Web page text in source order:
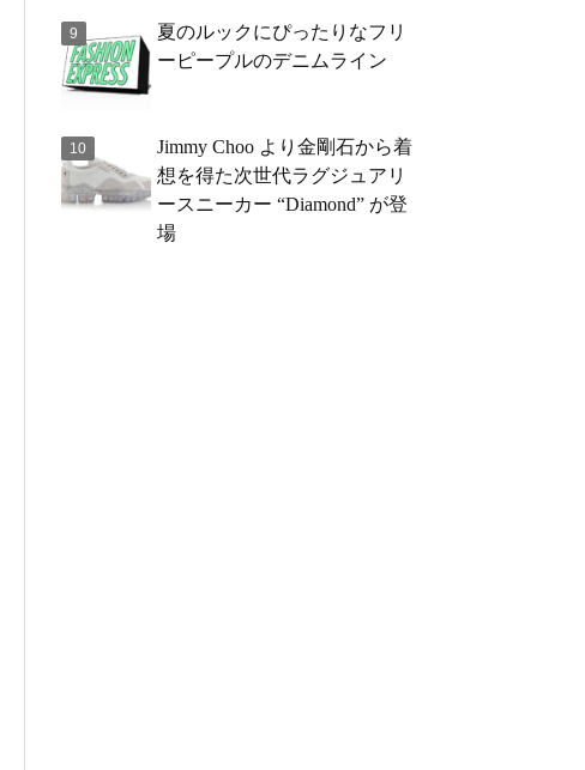
夏のルックにぴったりなフリ
ーピープルのデニムライン
Jimmy Choo より金剛石から着
想を得た次世代ラグジュアリ
ースニーカー “Diamond” が登
場